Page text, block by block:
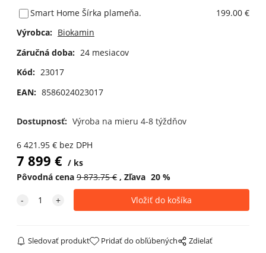
Smart Home Šírka plameňa.
199.00 €
Výrobca: Biokamin
Záručná doba: 24 mesiacov
Kód: 23017
EAN: 8586024023017
Dostupnosť: Výroba na mieru 4-8 týždňov
6 421.95€ bez DPH
7 899 €
ks
Pôvodná cena 9 873.75€ Zľava 20%
Sledovať produkt Pridať do obľúbených Zdielať